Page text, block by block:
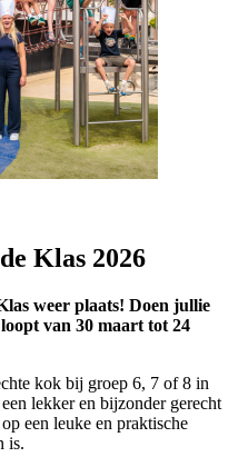
Klas 2026
weer plaats! Doen jullie
van 30 maart tot 24
kok bij groep 6, 7 of 8 in
lekker en bijzonder gerecht
een leuke en praktische
is.